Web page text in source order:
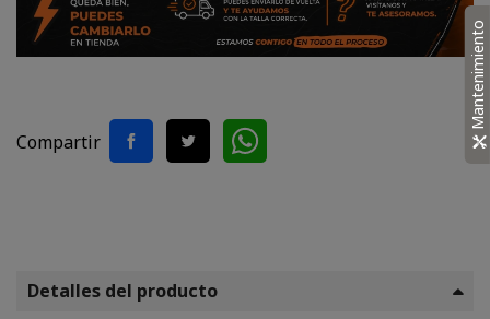
Compartir
Detalles del producto
Mantenimiento